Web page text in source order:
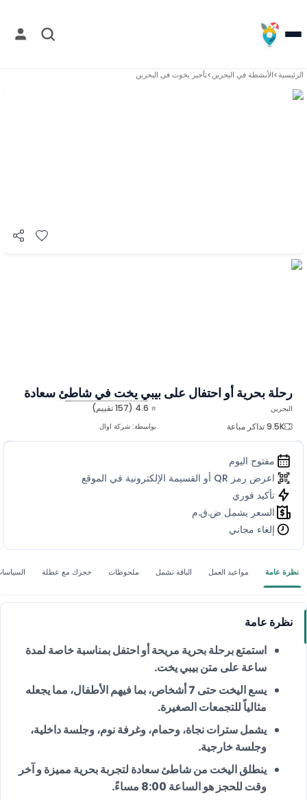
الرئيسية>الأنشطة في البحرين>تأجير يخوت في البحرين
رحلة بحرية أو احتفال على بيبي يخت في شاطئ سعادة
⭐ 4.6 (157 تقييم)
9.5K تذاكر مباعة
بواسطة: شركة اوال
البحرين المزيد من الصور
مفتوح اليوم
اعرض رمز QR أو القسيمة الإلكترونية في الموقع
تأكيد فوري
السعر يشمل ض.ق.م
إلغاء مجاني
نظرة عامة مواعيد العمل الباقة تشمل ملحوظات حجزك مع عطلة
نظرة عامة
استمتع برحلة بحرية مريحة أو احتفل بمناسبة خاصة لمدة
ساعة على متن بيبي يخت.
يسع اليخت حتى 7 أشخاص، بما فيهم الأطفال، مما يجعله
مثالياً للتجمعات الصغيرة.
يشمل سترات نجاة، وحمام، وغرفة نوم، وجلسة داخلية،
وجلسة خارجية.
ينطلق اليخت من شاطئ سعادة لتجربة بحرية مميزة و آخر
وقت للحجز هو الساعة 8:00 مساءً.